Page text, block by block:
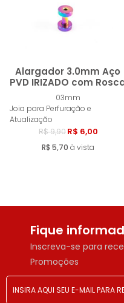
Alargador 3.0mm Aço
PVD IRIZADO com
03mm
Joia para Perfuração e
Atualização
R$ 9,90R$ 6,00
R$ 5,70 à vista
Fique
Inscreva-se para
Promoções